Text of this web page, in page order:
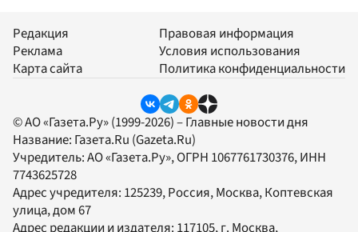
Редакция
Реклама
Карта сайта
Правовая информация
Условия использования
Политика конфиденциальности
© АО «Газета.Ру» (1999-2026) – Главные новости дня
Название: Газета.Ru (Gazeta.Ru)
Учредитель:АО «Газета.Ру», ОГРН 1067761730376, ИНН
7743625728
Адрес учредителя: 125239, Россия, Москва, Коптевская
улица, дом 67
Адрес редакции и издателя: 117105, г. Москва,